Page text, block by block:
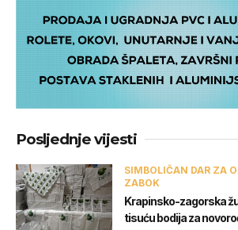
Posljednje vijesti
SIMBOLIČAN DAR ZA
ZABOK
Krapinsko-zagorska
tisuću bodija za